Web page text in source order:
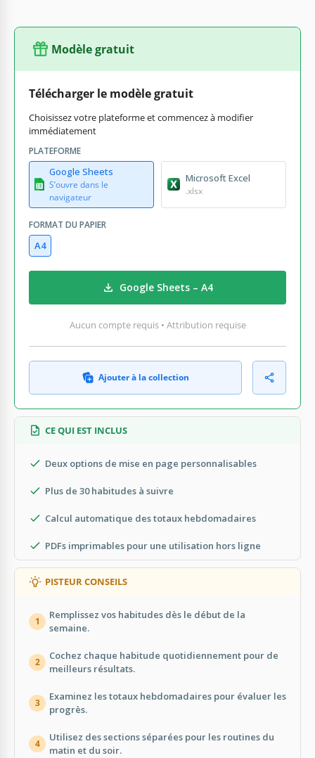
Modèle gratuit
Télécharger le modèle gratuit
Choisissez votre plateforme et commencez à modifier
immédiatement
PLATEFORME
Google Sheets
S’ouvre dans le
navigateur
Microsoft Excel
.xlsx
FORMAT DU PAPIER
A4
Google Sheets – A4
Aucun compte requis • Attribution requise
Ajouter à la collection
CE QUI EST INCLUS
Deux options de mise en page personnalisables
Plus de 30 habitudes à suivre
Calcul automatique des totaux hebdomadaires
PDFs imprimables pour une utilisation hors ligne
PISTEUR CONSEILS
1
Remplissez vos habitudes dès le début de la
semaine.
2
Cochez chaque habitude quotidiennement pour de
meilleurs résultats.
3
Examinez les totaux hebdomadaires pour évaluer les
progrès.
4
Utilisez des sections séparées pour les routines du
matin et du soir.